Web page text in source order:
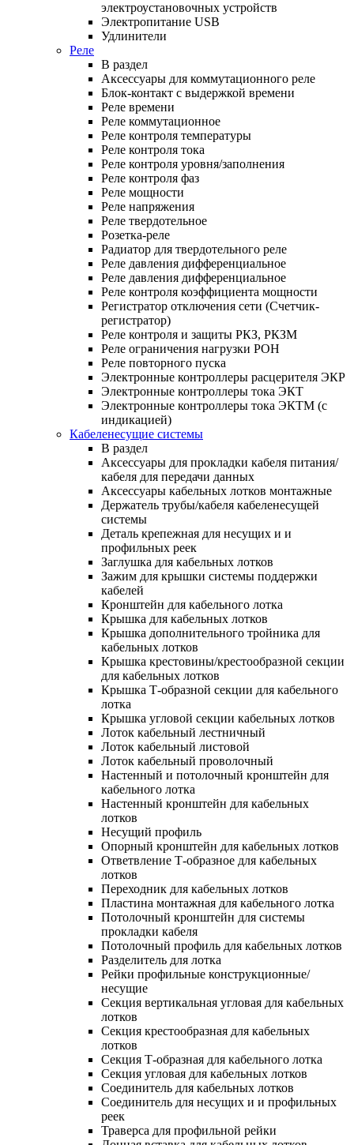
электроустановочных устройств
Электропитание USB
Удлинители
Реле
В раздел
Аксессуары для коммутационного реле
Блок-контакт с выдержкой времени
Реле времени
Реле коммутационное
Реле контроля температуры
Реле контроля тока
Реле контроля уровня/заполнения
Реле контроля фаз
Реле мощности
Реле напряжения
Реле твердотельное
Розетка-реле
Радиатор для твердотельного реле
Реле давления дифференциальное
Реле давления дифференциальное
Реле контроля коэффициента мощности
Регистратор отключения сети (Счетчик-
регистратор)
Реле контроля и защиты РКЗ, РКЗМ
Реле ограничения нагрузки РОН
Реле повторного пуска
Электронные контроллеры расцерителя ЭКР
Электронные контроллеры тока ЭКТ
Электронные контроллеры тока ЭКТМ (с
индикацией)
Кабеленесущие системы
В раздел
Аксессуары для прокладки кабеля питания/
кабеля для передачи данных
Аксессуары кабельных лотков монтажные
Держатель трубы/кабеля кабеленесущей
системы
Деталь крепежная для несущих и и
профильных реек
Заглушка для кабельных лотков
Зажим для крышки системы поддержки
кабелей
Кронштейн для кабельного лотка
Крышка для кабельных лотков
Крышка дополнительного тройника для
кабельных лотков
Крышка крестовины/крестообразной секции
для кабельных лотков
Крышка Т-образной секции для кабельного
лотка
Крышка угловой секции кабельных лотков
Лоток кабельный лестничный
Лоток кабельный листовой
Лоток кабельный проволочный
Настенный и потолочный кронштейн для
кабельного лотка
Настенный кронштейн для кабельных
лотков
Несущий профиль
Опорный кронштейн для кабельных лотков
Ответвление Т-образное для кабельных
лотков
Переходник для кабельных лотков
Пластина монтажная для кабельного лотка
Потолочный кронштейн для системы
прокладки кабеля
Потолочный профиль для кабельных лотков
Разделитель для лотка
Рейки профильные конструкционные/
несущие
Секция вертикальная угловая для кабельных
лотков
Секция крестообразная для кабельных
лотков
Секция Т-образная для кабельного лотка
Секция угловая для кабельных лотков
Соединитель для кабельных лотков
Соединитель для несущих и и профильных
реек
Траверса для профильной рейки